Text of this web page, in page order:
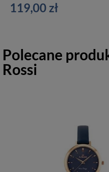
119,00 zł
Polecane
Rossi